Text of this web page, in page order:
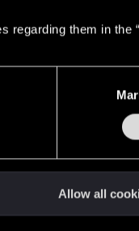
regarding them in the
Allow all